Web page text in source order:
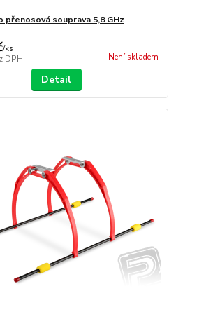
přenosová souprava 5,8 GHz
/ks
DPH Není skladem
Detail